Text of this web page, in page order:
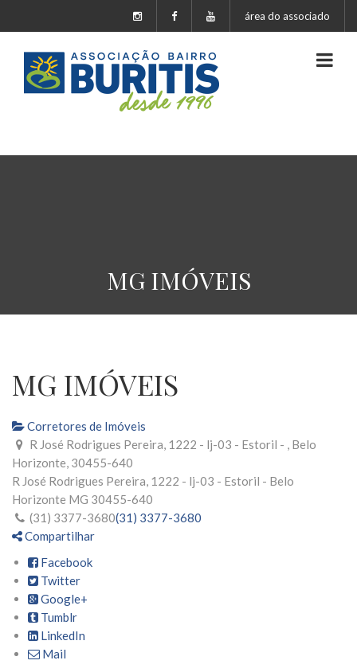
área do associado
MG IMÓVEIS
MG IMÓVEIS
Corretores de Imóveis
R José Rodrigues Pereira, 1222 - lj-03 - Estoril - , Belo
Horizonte, 30455-640
R José Rodrigues Pereira, 1222 - lj-03 - Estoril - Belo
Horizonte MG 30455-640
(31) 3377-3680(31) 3377-3680
Compartilhar
Facebook
Twitter
Google+
Tumblr
LinkedIn
Mail